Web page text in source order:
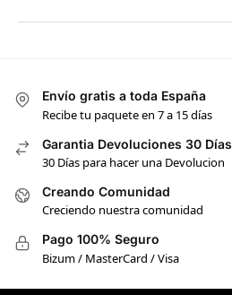
Envío gratis a toda España
Recibe tu paquete en 7 a 15 días
Garantia Devoluciones 30 Días
30 Días para hacer una Devolucion
Creando Comunidad
Creciendo nuestra comunidad
Pago 100% Seguro
Bizum / MasterCard / Visa